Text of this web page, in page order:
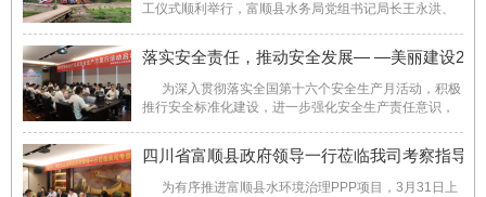
工仪式顺利举行，富顺县水务局党组书记局长王永洪、
项目联合体成员的相关代表人员出席开工仪式。项目开
工现场 富顺县水环境综合治理工程PPP项目属于市 ...
落实安全责任，推动安全发展— —美丽建设
为深入贯彻落实全国第十六个安全生产月活动，积极
推行安全标准化建设，进一步强化安全生产责任意识，
安全生产环境。5月26日，美丽建设组织开展以“落实安
全责任，推动安全发展”为主题的2021年安全生 ...
四川省富顺县政府领导一行莅临我司考察指导
为有序推进富顺县水环境治理PPP项目，3月31日上